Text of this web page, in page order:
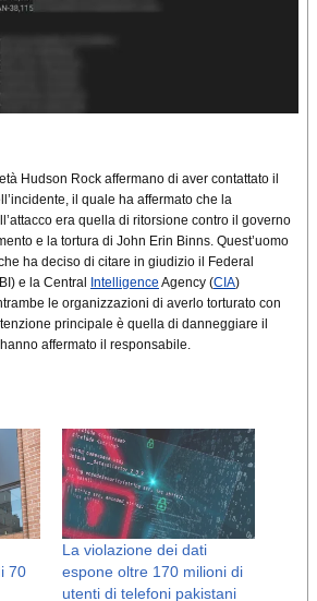
Hudson Rock affermano di aver contattato il
il quale ha affermato che la
era quella di ritorsione contro il governo
e la tortura di John Erin Binns. Quest’uomo
ha deciso di citare in giudizio il Federal
e la Central Intelligence Agency (CIA)
le organizzazioni di averlo torturato con
principale è quella di danneggiare il
affermato il responsabile.
70
La violazione dei dati
espone oltre 170 milioni di
utenti di telefoni pakistani